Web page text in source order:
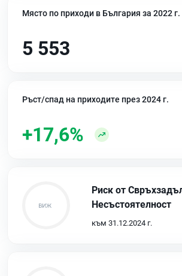
Място по приходи в България за 2022 г.
5 553
Ръст/спад на приходите през 2024 г.
+17,6%
Риск от
Несъстоятелност
към 31.12.2024 г.